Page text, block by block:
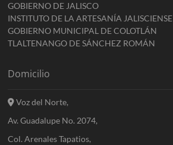
GOBIERNO DE JALISCO
INSTITUTO DE LA ARTESANÍA JALISCIENSE
GOBIERNO MUNICIPAL DE COLOTLÁN
TLALTENANGO DE SÁNCHEZ ROMÁN
Domicilio
Voz del Norte,
Av. Guadalupe No. 2074,
Col. Arenales Tapatios,